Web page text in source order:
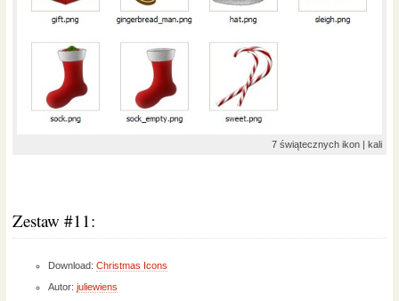
7 świątecznych ikon | kali
Zestaw #11:
Download: Christmas Icons
Autor: juliewiens